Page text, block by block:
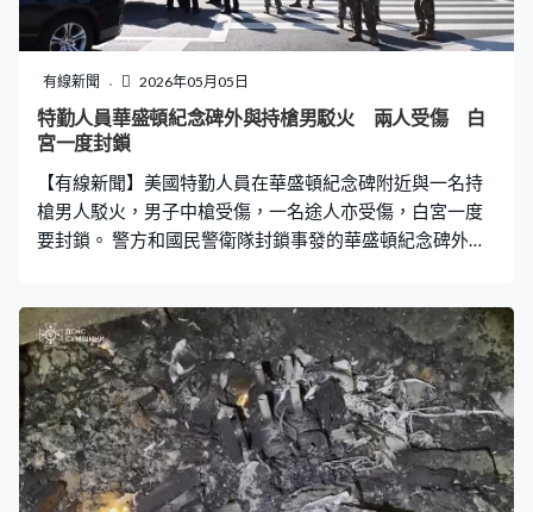
證據顯示涉及宗教或政治，相信是單獨犯案。 德國近年有
多宗汽車撞人案，前年12月，一名沙特阿拉伯裔醫生駕車
闖入馬德堡的聖誕市集，6人死亡，300多人受傷。去年3
月在曼海姆，亦有汽車高速衝撞人群造成2人死亡。
有線新聞 2026年05月05日
特勤人員華盛頓紀念碑外與持槍男駁火 兩人受傷 白
宮一度封鎖
【有線新聞】美國特勤人員在華盛頓紀念碑附近與一名持
槍男人駁火，男子中槍受傷，一名途人亦受傷，白宮一度
要封鎖。 警方和國民警衛隊封鎖事發的華盛頓紀念碑外道
火，他被打中受傷送院。附近一名青年亦中彈，沒有生命
危險。 副總統萬斯的車隊事發前不久經過，特勤局說沒跡
象顯示男人意圖接近。白宮曾需短暫封鎖，特勤局要求記
者進入記者室，總統特朗普的活動沒受影響。